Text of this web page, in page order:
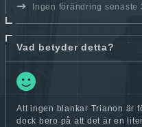
Ingen förändring senaste
Vad betyder detta?
Att ingen blankar Trianon är
dock bero på att det är en